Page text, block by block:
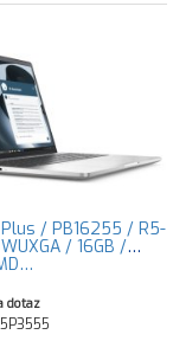
/ PB16255 / R5-
/ 16GB /
dotaz